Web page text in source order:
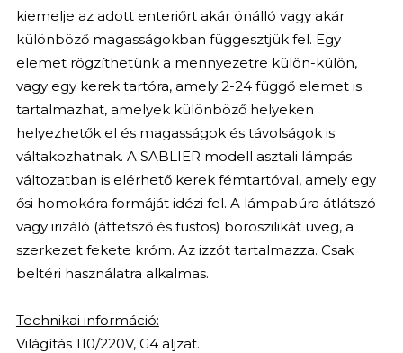
kiemelje az adott enteriőrt akár önálló vagy akár
különböző magasságokban függesztjük fel. Egy
elemet rögzíthetünk a mennyezetre külön-külön,
vagy egy kerek tartóra, amely 2-24 függő elemet is
tartalmazhat, amelyek különböző helyeken
helyezhetők el és magasságok és távolságok is
váltakozhatnak. A SABLIER modell asztali lámpás
változatban is elérhető kerek fémtartóval, amely egy
ősi homokóra formáját idézi fel. A lámpabúra átlátszó
vagy irizáló (áttetsző és füstös) boroszilikát üveg, a
szerkezet fekete króm. Az izzót tartalmazza. Csak
beltéri használatra alkalmas.
Technikai információ:
Világítás 110/220V, G4 aljzat.